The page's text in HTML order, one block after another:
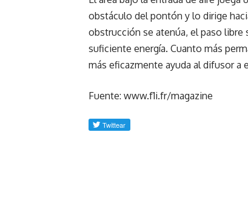
obstáculo del pontón y lo dirige
obstrucción se atenúa, el paso libre
suficiente energía. Cuanto más
más eficazmente ayuda al difusor a
Fuente: www.f1i.fr/magazine